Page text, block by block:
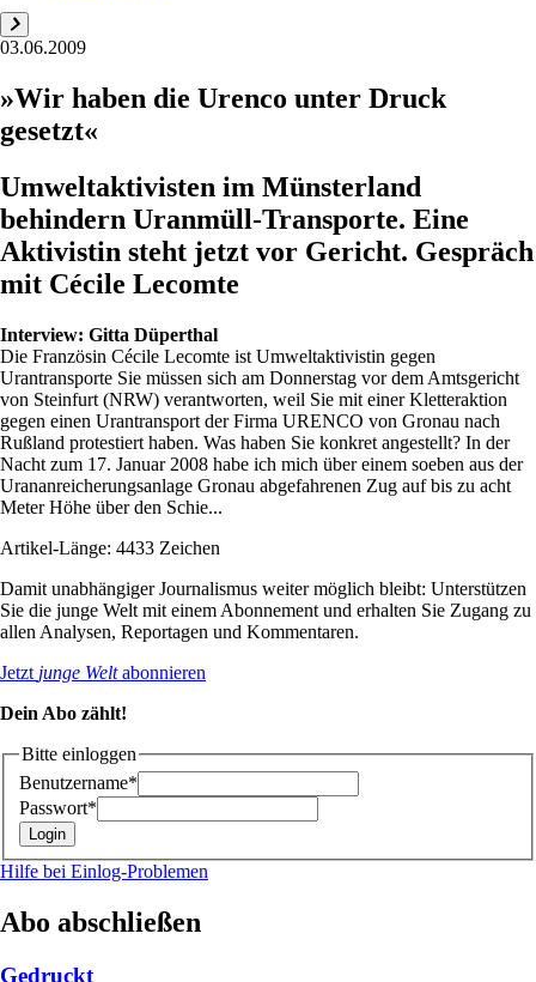
03.06.2009
»Wir haben die Urenco unter Druck
gesetzt«
Umweltaktivisten im Münsterland
behindern Uranmüll-Transporte. Eine
Aktivistin steht jetzt vor Gericht. Gespräch
mit Cécile Lecomte
Interview: Gitta Düperthal
Die Französin Cécile Lecomte ist Umweltaktivistin gegen
Urantransporte Sie müssen sich am Donnerstag vor dem Amtsgericht
von Steinfurt (NRW) verantworten, weil Sie mit einer Kletteraktion
gegen einen Urantransport der Firma URENCO von Gronau nach
Rußland protestiert haben. Was haben Sie konkret angestellt? In der
Nacht zum 17. Januar 2008 habe ich mich über einem soeben aus der
Urananreicherungsanlage Gronau abgefahrenen Zug auf bis zu acht
Meter Höhe über den Schie...
Artikel-Länge: 4433 Zeichen
Damit unabhängiger Journalismus weiter möglich bleibt: Unterstützen
Sie die junge Welt mit einem Abonnement und erhalten Sie Zugang zu
allen Analysen, Reportagen und Kommentaren.
Jetzt junge Weltabonnieren
Dein Abo zählt!
Bitte einloggen
Benutzername*
Passwort*
Hilfe bei Einlog-Problemen
Abo abschließen
Gedruckt